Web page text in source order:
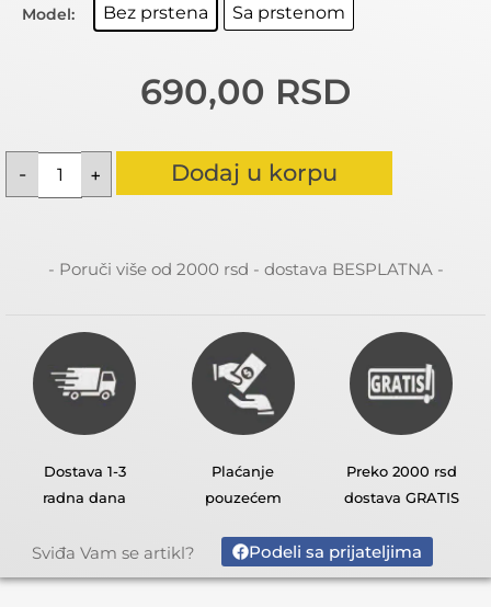
Model: Bez prstena Sa prstenom
690,00 RSD
Dodaj u korpu
- Poruči više od 2000 rsd - dostava BESPLATNA -
Dostava 1-3
radna dana
Plaćanje
pouzećem
Preko 2000 rsd
dostava GRATIS
Sviđa Vam se artikl? Podeli sa prijateljima